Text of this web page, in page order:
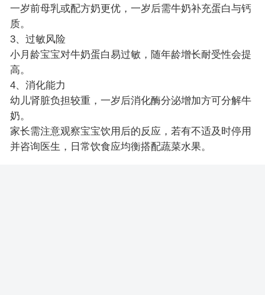
一岁前母乳或配方奶更优，一岁后需牛奶补充蛋白与钙
质。
3、过敏风险
小月龄宝宝对牛奶蛋白易过敏，随年龄增长耐受性会提
高。
4、消化能力
幼儿肾脏负担较重，一岁后消化酶分泌增加方可分解牛
奶。
家长需注意观察宝宝饮用后的反应，若有不适及时停用
并咨询医生，日常饮食应均衡搭配蔬菜水果。